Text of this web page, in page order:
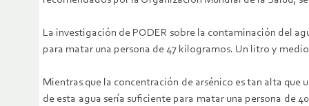
La investigación de PODER sobre la contaminación del
para matar una persona de 47 kilogramos. Un litro y
Mientras que la concentración de arsénico es tan alta
de esta agua sería suficiente para matar una persona de